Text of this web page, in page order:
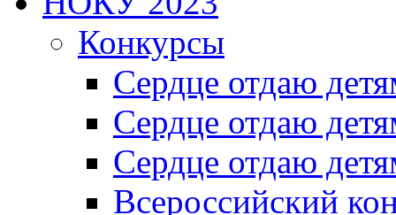
Конкурсы
Сердце отдаю
Сердце отдаю
Сердце отдаю
Всероссийский